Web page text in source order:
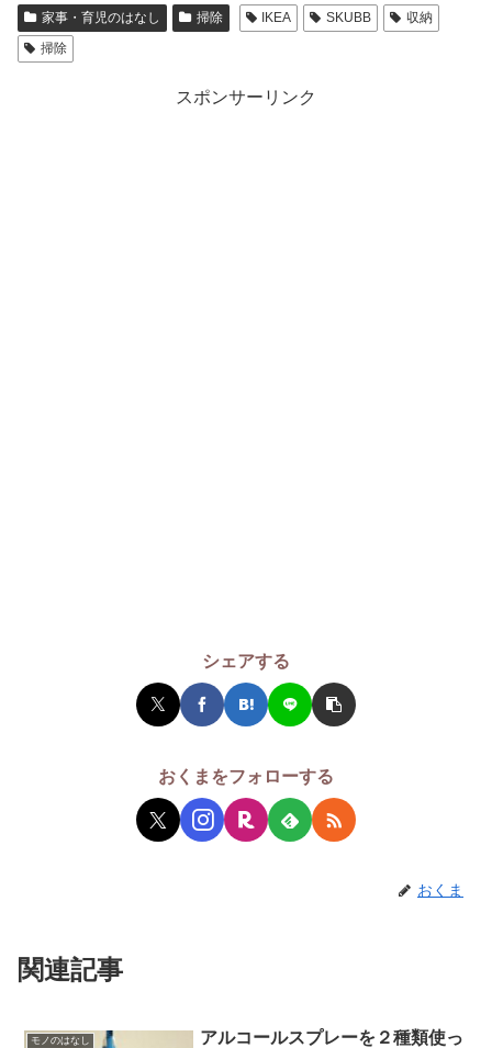
家事・育児のはなし 掃除 IKEA SKUBB
収納
掃除
スポンサーリンク
シェアする
おくまをフォローする
おくま
関連記事
モノのはなし
アルコールスプレーを２種類使っ